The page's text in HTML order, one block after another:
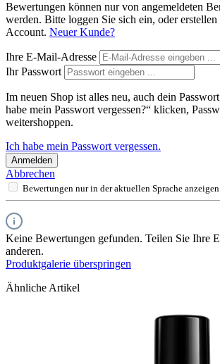
Bewertungen können nur von angemeldeten
werden. Bitte loggen Sie sich ein, oder erstellen
Account. Neuer Kunde?
Ihre E-Mail-Adresse
Ihr Passwort
Im neuen Shop ist alles neu, auch dein
habe mein Passwort vergessen?“ klicken,
weitershoppen.
Ich habe mein Passwort vergessen.
Anmelden
Abbrechen
Bewertungen nur in der aktuellen Sprache
Keine Bewertungen gefunden. Teilen Sie Ihre
anderen.
Produktgalerie überspringen
Ähnliche Artikel